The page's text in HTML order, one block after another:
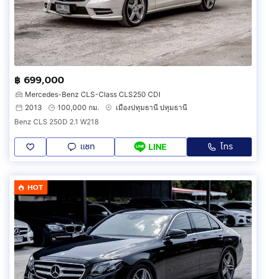
฿ 699,000
Mercedes-Benz CLS-Class CLS250 CDI
2013
100,000 กม.
เมืองปทุมธานี ปทุมธานี
Benz CLS 250D 2.1 W218
แชท LINE โทร
HOT